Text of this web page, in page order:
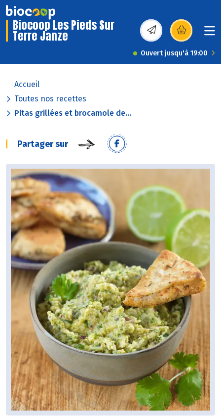
Biocoop Les Pieds Sur
Terre Janze (s’ouvre dans une
Ouvert jusqu'à 19:00
Accueil
Toutes nos recettes
Pitas grillées et brocamole de...
Partager sur